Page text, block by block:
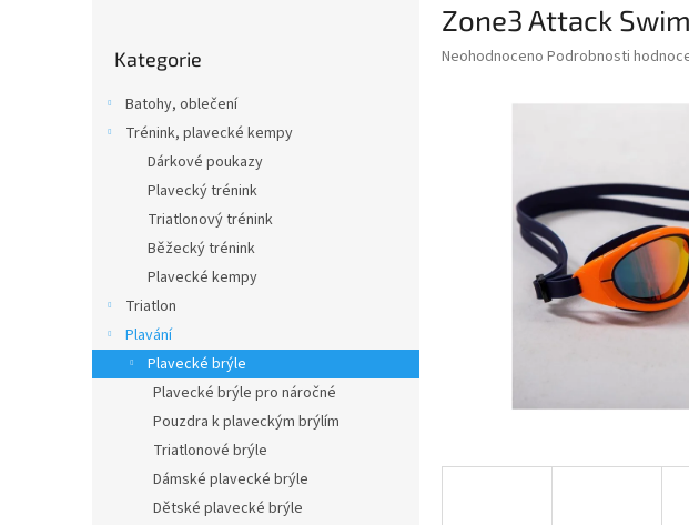
kategorie
Kategorie
Batohy, oblečení
Trénink, plavecké kempy
Dárkové poukazy
Plavecký trénink
Triatlonový trénink
Běžecký trénink
Plavecké kempy
Triatlon
Plavání
Plavecké brýle
Plavecké brýle pro náročné
Pouzdra k plaveckým brýlím
Triatlonové brýle
Dámské plavecké brýle
Dětské plavecké brýle
Zone3 Attack
Průměrné
Neohodnoceno Podrobnosti